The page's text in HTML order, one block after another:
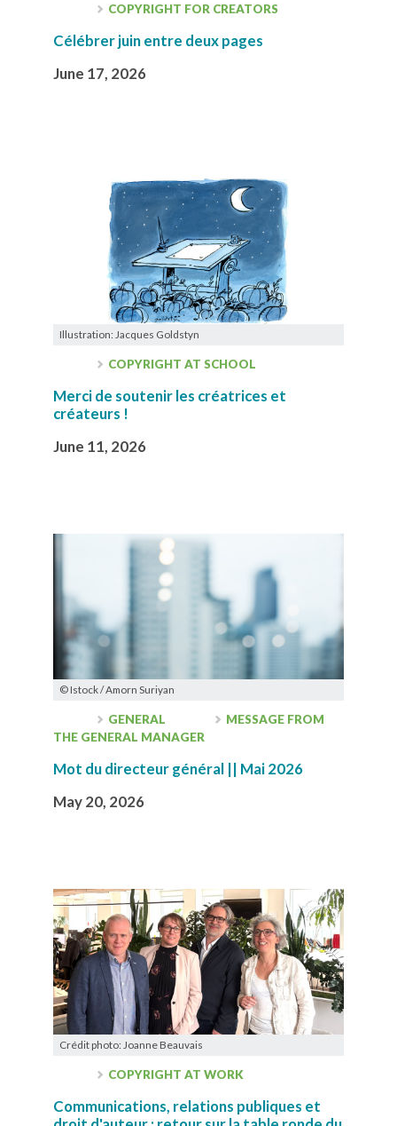
COPYRIGHT FOR CREATORS
Célébrer juin entre deux pages
June 17, 2026
Illustration: Jacques Goldstyn
COPYRIGHT AT SCHOOL
Merci de soutenir les créatrices et
créateurs !
June 11, 2026
© Istock / Amorn Suriyan
GENERAL
MESSAGE FROM
THE GENERAL MANAGER
Mot du directeur général || Mai 2026
May 20, 2026
Crédit photo: Joanne Beauvais
COPYRIGHT AT WORK
Communications, relations publiques et